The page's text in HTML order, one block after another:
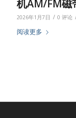
机AM/FM磁
2026年1月7日 / 0 评论
阅读更多